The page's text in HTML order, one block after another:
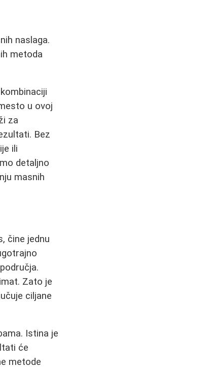
naslaga.
metoda
u ovoj
za
Bez
ili
detaljno
masnih
čine jednu
Zato je
ciljane
Istina je
će
metode